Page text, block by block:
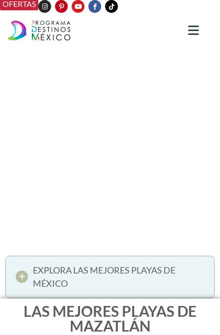
OFERTAS
EXPLORA LAS MEJORES PLAYAS DE
MÉXICO
LAS MEJORES PLAYAS DE
MAZATLÁN